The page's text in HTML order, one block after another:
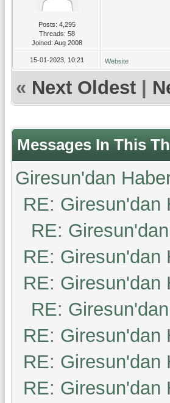
Posts: 4,295
Threads: 58
Joined: Aug 2008
15-01-2023, 10:21 Website
« Next Oldest
Messages In This
Giresun'dan
RE: Giresun'dan
RE:
RE: Giresun'dan
RE: Giresun'dan
RE:
RE: Giresun'dan
RE: Giresun'dan
RE: Giresun'dan